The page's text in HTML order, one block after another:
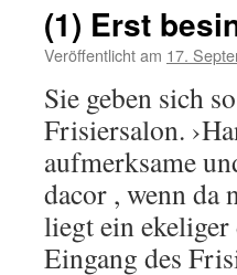
(1) Erst
Veröffentlicht am 17.
Sie geben sich
Frisiersalon.
aufmerksame
dacor , wenn da
liegt ein
Eingang des